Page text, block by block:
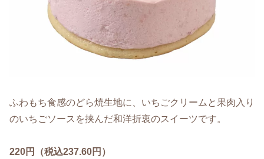
ふわもち食感のどら焼生地に、いちごクリームと果肉入り
のいちごソースを挟んだ和洋折衷のスイーツです。
220円（税込237.60円）